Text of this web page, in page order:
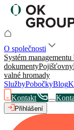
O společnosti
Systém
dokumentyPojišťovny
valné hromady
SlužbyPobočkyBlog
Kontakt
Přihlášení